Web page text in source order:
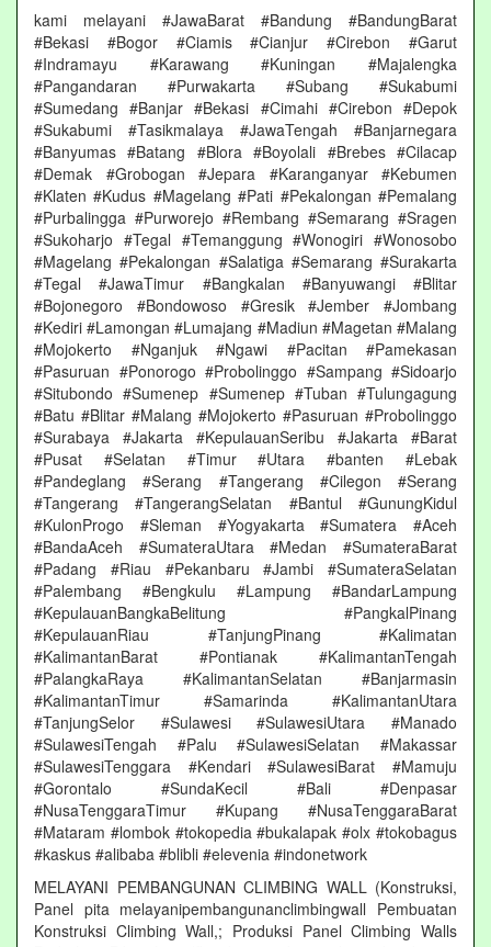
kami melayani #JawaBarat #Bandung #BandungBarat
#Bekasi #Bogor #Ciamis #Cianjur #Cirebon #Garut
#Indramayu #Karawang #Kuningan #Majalengka
#Pangandaran #Purwakarta #Subang #Sukabumi
#Sumedang #Banjar #Bekasi #Cimahi #Cirebon #Depok
#Sukabumi #Tasikmalaya #JawaTengah #Banjarnegara
#Banyumas #Batang #Blora #Boyolali #Brebes #Cilacap
#Demak #Grobogan #Jepara #Karanganyar #Kebumen
#Klaten #Kudus #Magelang #Pati #Pekalongan #Pemalang
#Purbalingga #Purworejo #Rembang #Semarang #Sragen
#Sukoharjo #Tegal #Temanggung #Wonogiri #Wonosobo
#Magelang #Pekalongan #Salatiga #Semarang #Surakarta
#Tegal #JawaTimur #Bangkalan #Banyuwangi #Blitar
#Bojonegoro #Bondowoso #Gresik #Jember #Jombang
#Kediri #Lamongan #Lumajang #Madiun #Magetan #Malang
#Mojokerto #Nganjuk #Ngawi #Pacitan #Pamekasan
#Pasuruan #Ponorogo #Probolinggo #Sampang #Sidoarjo
#Situbondo #Sumenep #Sumenep #Tuban #Tulungagung
#Batu #Blitar #Malang #Mojokerto #Pasuruan #Probolinggo
#Surabaya #Jakarta #KepulauanSeribu #Jakarta #Barat
#Pusat #Selatan #Timur #Utara #banten #Lebak
#Pandeglang #Serang #Tangerang #Cilegon #Serang
#Tangerang #TangerangSelatan #Bantul #GunungKidul
#KulonProgo #Sleman #Yogyakarta #Sumatera #Aceh
#BandaAceh #SumateraUtara #Medan #SumateraBarat
#Padang #Riau #Pekanbaru #Jambi #SumateraSelatan
#Palembang #Bengkulu #Lampung #BandarLampung
#KepulauanBangkaBelitung #PangkalPinang
#KepulauanRiau #TanjungPinang #Kalimatan
#KalimantanBarat #Pontianak #KalimantanTengah
#PalangkaRaya #KalimantanSelatan #Banjarmasin
#KalimantanTimur #Samarinda #KalimantanUtara
#TanjungSelor #Sulawesi #SulawesiUtara #Manado
#SulawesiTengah #Palu #SulawesiSelatan #Makassar
#SulawesiTenggara #Kendari #SulawesiBarat #Mamuju
#Gorontalo #SundaKecil #Bali #Denpasar
#NusaTenggaraTimur #Kupang #NusaTenggaraBarat
#Mataram #lombok #tokopedia #bukalapak #olx #tokobagus
#kaskus #alibaba #blibli #elevenia #indonetwork
MELAYANI PEMBANGUNAN CLIMBING WALL (Konstruksi,
Panel pita melayanipembangunanclimbingwall Pembuatan
Konstruksi Climbing Wall,; Produksi Panel Climbing Walls